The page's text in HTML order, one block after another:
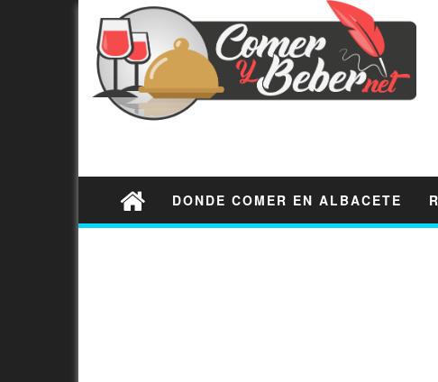
DONDE COMER EN ALBACETE